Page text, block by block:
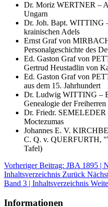
Dr. Moriz WERTNER –
Ungarn
Dr. Joh. Bapt. WITTING
krainischen Adels
Ernst Graf von
Personalgeschichte des
Ed. Gaston Graf von
Gertrud Heustadlin von
Ed. Gaston Graf von
aus dem 15. Jahrhundert
Dr. Ludwig WITTING –
Genealogie der
Dr. Friedr. SEMELEDER
Moctezumas
Johannes E. V.
C. Q. v. QUERFURTH,
Tafel)
Vorheriger Beitrag: JBA 1895 |
Inhaltsverzeichnis Zurück
Band 3 | Inhaltsverzeichnis
Informationen